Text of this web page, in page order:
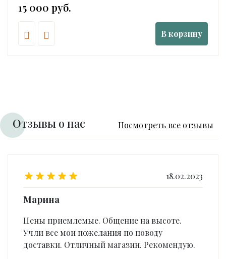
15 000 руб.
В корзину
Отзывы о нас Посмотреть все отзывы
18.02.2023
Марина
Цены приемлемые. Общение на высоте.
Учли все мои пожелания по поводу
доставки. Отличный магазин. Рекомендую.